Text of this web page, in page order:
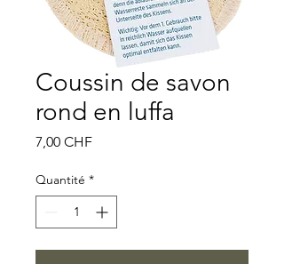
Coussin de savon
rond en luffa
7,00 CHFPrix
Quantité *